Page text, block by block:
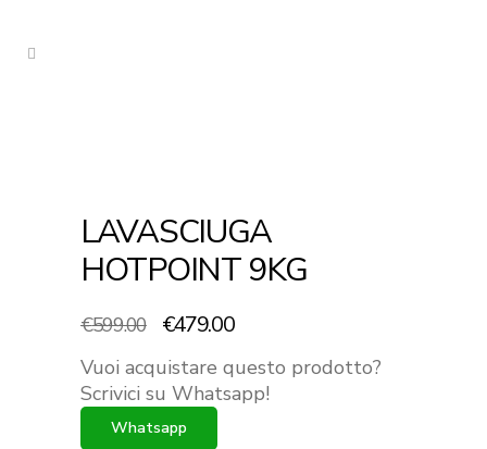
LAVASCIUGA
HOTPOINT 9KG
€599.00
Il
originale
era:
€599.00.
€479.00Il
attuale
è:
Vuoi acquistare questo prodotto?
Scrivici su Whatsapp!
Whatsapp